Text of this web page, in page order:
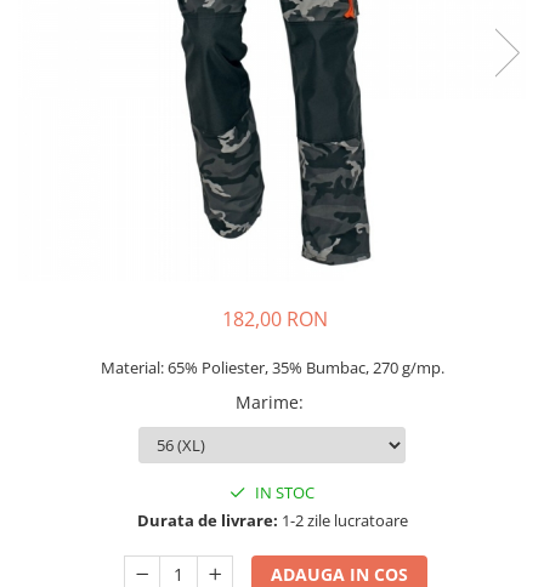
182,00 RON
Material: 65% Poliester, 35% Bumbac, 270 g/mp.
Marime:
IN STOC
Durata de livrare: 1-2 zile lucratoare
ADAUGA IN COS